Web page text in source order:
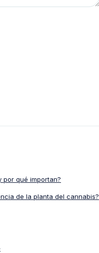
por qué importan?
de la planta del cannabis?